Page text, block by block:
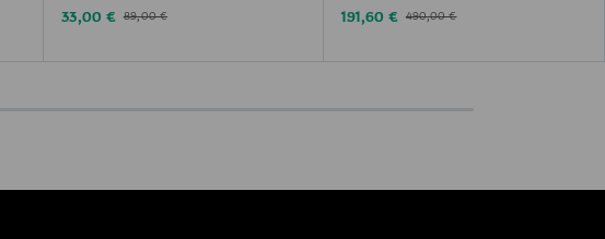
Discounted Price
33,00 € Original Price
89,00 €
Discounted Price
191,60 € Original Price
490,00 €